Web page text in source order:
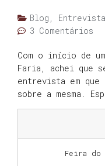
Blog ,
3 Comentários
Com o início de
Faria, achei que
entrevista em que
sobre a mesma.
Feira do